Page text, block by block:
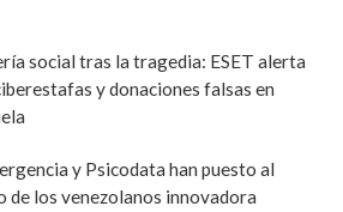
social tras la tragedia: ESET alerta
y donaciones falsas en
y Psicodata han puesto al
de los venezolanos innovadora